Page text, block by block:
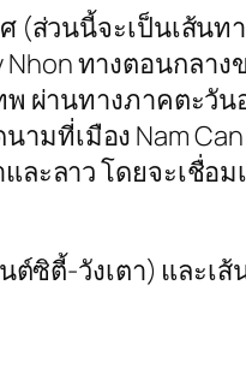
(ส่วนนี้จะเป็นเส้นท
ทางตอนกลาง
พ ผ่านทางภาคตะวั
ามที่เมือง Nam Can
ะลาว โดยจะเชื่อม
ซิตี้-วังเตา) และเ